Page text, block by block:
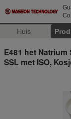
Huis
E481 het
SSL met ISO,